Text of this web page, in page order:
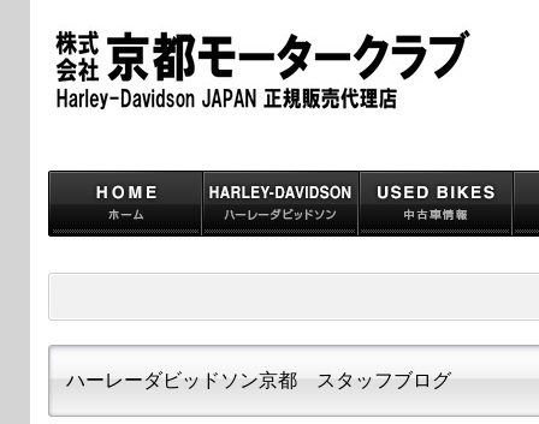
ハーレーダビッドソン京都 スタッフブログ